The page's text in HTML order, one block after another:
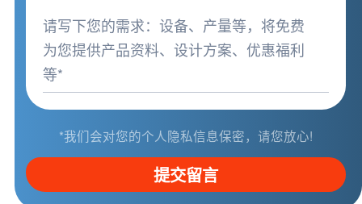
*我们会对您的个人隐私信息保密，请您放心!
提交留言